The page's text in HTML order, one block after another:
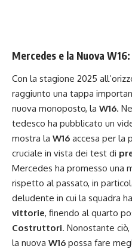
Mercedes e la Nuova
Con la stagione 2025
raggiunto una tappa
nuova monoposto, la W16.
tedesco ha pubblicato un
mostra la W16 accesa per la
cruciale in vista dei test di
Mercedes ha promesso una
rispetto al passato, in
deludente in cui la squadra
vittorie, finendo al quarto
Costruttori. Nonostante ciò,
la nuova W16 possa fare